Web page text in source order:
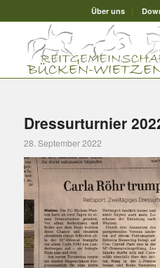
Über uns
Dressurturnier
28. September 2022